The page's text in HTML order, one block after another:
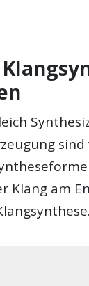
Klang am